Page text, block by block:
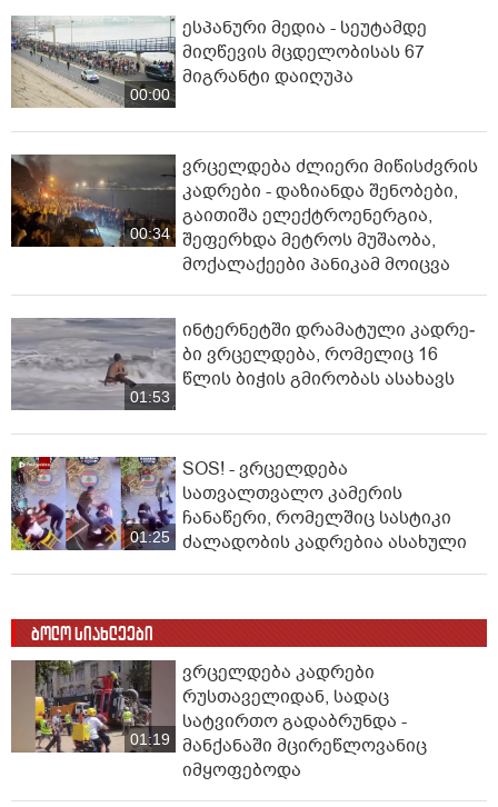
00:00
ესპანური მედია - სეუტამდე
მიღწევის მცდელობისას 67
მიგრანტი დაიღუპა
00:34
ვრცელდება ძლიერი მიწისძვრის
კადრები - დაზიანდა შენობები,
გაითიშა ელექტროენერგია,
შეფერხდა მეტროს მუშაობა,
მოქალაქეები პანიკამ მოიცვა
01:53
ინ­ტერ­ნეტ­ში დრა­მა­ტუ­ლი კად­რე­
ბი ვრცელდება, რომელიც 16
წლის ბიჭის გმირობას ასახავს
01:25
SOS! - ვრცელდება
სათვალთვალო კამერის
ჩანაწერი, რომელშიც სასტიკი
ძალადობის კადრებია ასახული
ბოლო სიახლეები
01:19
ვრცელდება კადრები
რუსთაველიდან, სადაც
სატვირთო გადაბრუნდა -
მანქანაში მცირეწლოვანიც
იმყოფებოდა